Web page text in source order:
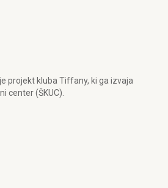
projekt kluba Tiffany, ki ga izvaja
center (ŠKUC).